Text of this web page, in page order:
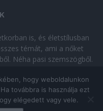
is, és életstílusban
témát, ami a nőket
Néha pasi szemszögből.
vágysz!
TÁJÉKOZTATÓ
hogy weboldalunkon
továbbra is használja ezt
elégedett vagy vele.